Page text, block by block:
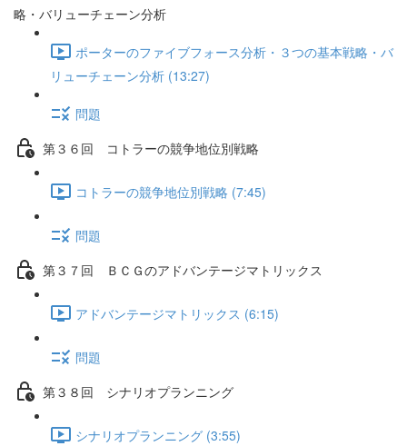
略・バリューチェーン分析
ポーターのファイブフォース分析・３つの基本戦略・バ
リューチェーン分析 (13:27)
問題
第３６回 コトラーの競争地位別戦略
コトラーの競争地位別戦略 (7:45)
問題
第３７回 ＢＣＧのアドバンテージマトリックス
アドバンテージマトリックス (6:15)
問題
第３８回 シナリオプランニング
シナリオプランニング (3:55)